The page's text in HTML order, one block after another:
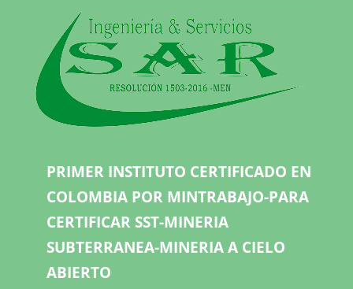
PRIMER INSTITUTO CERTIFICADO EN
COLOMBIA POR MINTRABAJO-PARA
CERTIFICAR SST-MINERIA
SUBTERRANEA-MINERIA A CIELO
ABIERTO